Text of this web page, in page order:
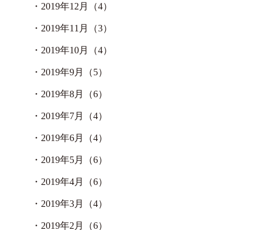
・ 2019年12月（4）
・ 2019年11月（3）
・ 2019年10月（4）
・ 2019年9月（5）
・ 2019年8月（6）
・ 2019年7月（4）
・ 2019年6月（4）
・ 2019年5月（6）
・ 2019年4月（6）
・ 2019年3月（4）
・ 2019年2月（6）